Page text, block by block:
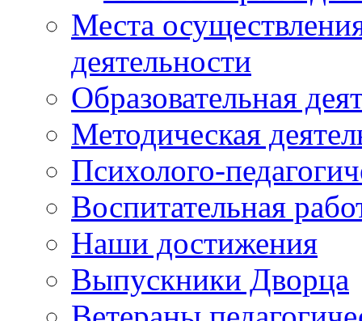
Места
деятельности
Образовательная
Методическая
Психолого-
Воспитательная
Наши достижения
Выпускники Дворца